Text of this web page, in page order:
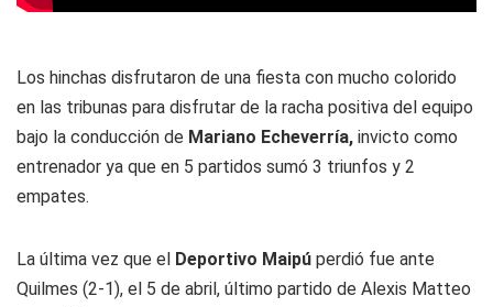
Los hinchas disfrutaron de una fiesta con mucho colorido
en las tribunas para disfrutar de la racha positiva del equipo
bajo la conducción de Mariano Echeverría, invicto como
entrenador ya que en 5 partidos sumó 3 triunfos y 2
empates.
La última vez que el Deportivo Maipú perdió fue ante
Quilmes (2-1), el 5 de abril, último partido de Alexis Matteo